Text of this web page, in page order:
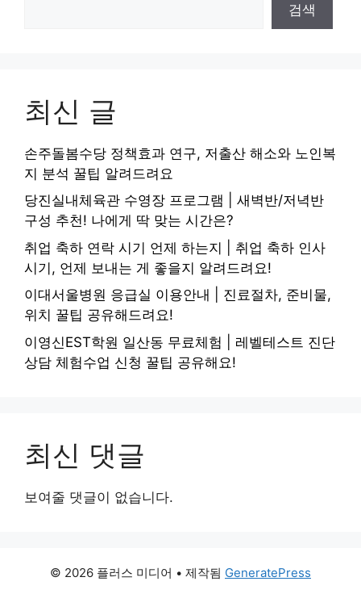
검색
최신 글
손주돌봄수당 정책효과 연구, 저출산 해소와 노인복
지 분석 꿀팁 알려드려요
당진실내체육관 수영장 프로그램 | 새벽반/저녁반
구성 추천! 나에게 딱 맞는 시간은?
취업 축하 연락 시기 언제 하는지 | 취업 축하 인사
시기, 언제 보내는 게 좋을지 알려드려요!
이대서울병원 응급실 이용안내 | 진료절차, 준비물,
위치 꿀팁 공유해드려요!
이영신EST학원 일산동 무료체험 | 레벨테스트 진단
상담 체험수업 신청 꿀팁 공유해요!
최신 댓글
보여줄 댓글이 없습니다.
© 2026 플러스 미디어 • 제작됨 GeneratePress